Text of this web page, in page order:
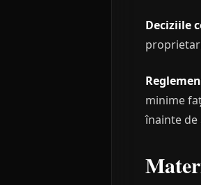
Deciziile
minime
înainte de